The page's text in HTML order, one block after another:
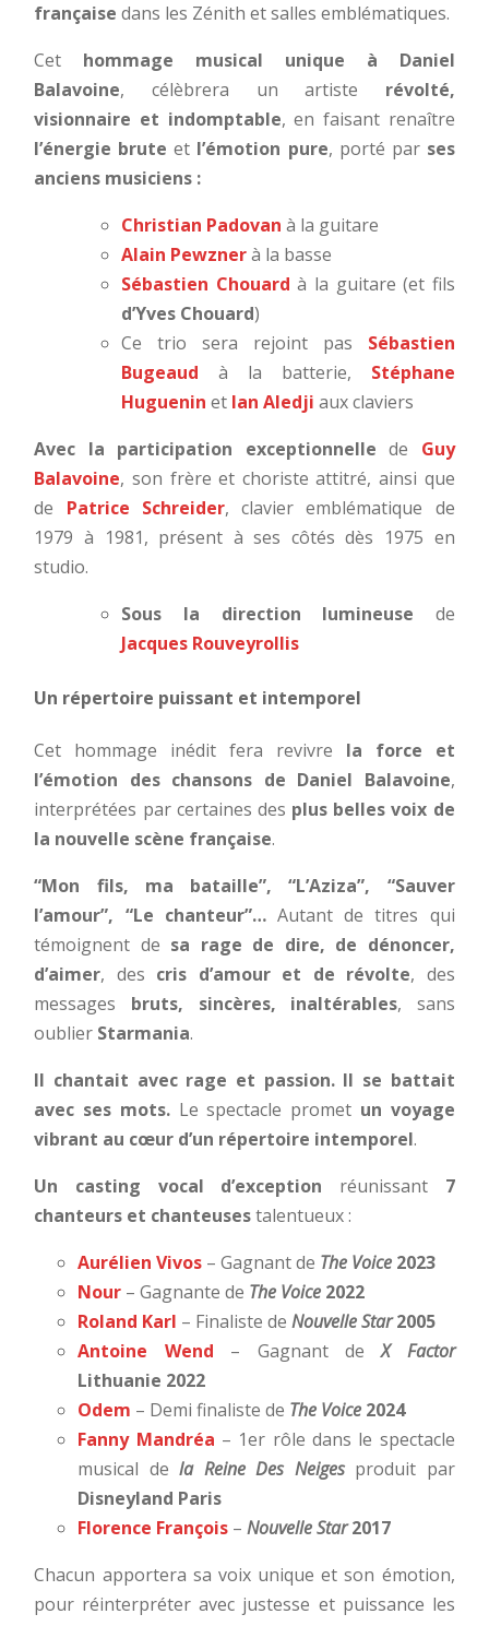
française dans les Zénith et salles emblématiques.
Cet hommage musical unique à Daniel
Balavoine, célèbrera un artiste révolté,
visionnaire et indomptable, en faisant renaître
l’énergie brute et l’émotion pure, porté parses
anciens musiciens :
Christian Padovan à la guitare
Alain Pewznerà la basse
Sébastien Chouard à la guitare (et fils
d’Yves Chouard)
Ce trio sera rejoint pas Sébastien
Bugeaud à la batterie, Stéphane
Huguenin et Ian Aledji aux claviers
Avec la participation exceptionnelle de Guy
Balavoine, son frère et choriste attitré, ainsi que
de Patrice Schreider, clavier emblématique de
1979 à 1981, présent à ses côtés dès 1975 en
studio.
Sous la direction lumineuse de
Jacques Rouveyrollis
Un répertoire puissant et intemporel
Cet hommage inédit fera revivre la force et
l’émotion des chansons de Daniel Balavoine,
interprétées par certaines des plus belles voix de
la nouvelle scène française.
“Mon fils, ma bataille”, “L’Aziza”, “Sauver
l’amour”, “Le chanteur”…Autant de titres qui
témoignent de sa rage de dire, de dénoncer,
d’aimer, des cris d’amour et de révolte, des
messages bruts, sincères, inaltérables, sans
oublier Starmania.
Il chantait avec rage et passion. Il se battait
avec ses mots.Le spectacle promet un voyage
vibrant au cœur d’un répertoire intemporel.
Un casting vocal d’exception réunissant 7
chanteurs et chanteusestalentueux :
Aurélien Vivos – Gagnant de The Voice 2023
Nour – Gagnante de The Voice 2022
Roland Karl – Finaliste deNouvelle Star2005
Antoine Wend
– Gagnant deX Factor
Lithuanie 2022
Odem – Demi finaliste de The Voice 2024
Fanny Mandréa – 1er rôle dans le spectacle
musical dela Reine Des Neiges produit par
Disneyland Paris
Florence François –Nouvelle Star2017
Chacun apportera sa voix unique et son émotion,
pour réinterpréter avec justesse et puissance les